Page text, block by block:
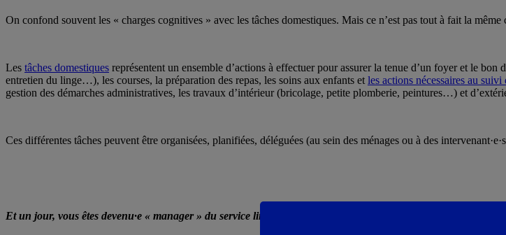
On confond souvent les « charges cognitives » avec les tâches domestiques. Mais ce n’est pas tout à fait la même
Les tâches domestiques représentent un ensemble d’actions à effectuer pour assurer la tenue d’un foyer et le
entretien du linge…), les courses, la préparation des repas, les soins aux enfants etles actions nécessaires au suivi
gestion des démarches administratives, les travaux d’intérieur (bricolage, petite plomberie, peintures…) et
Ces différentes tâches peuvent être organisées, planifiées, déléguées (au sein des ménages ou à des
Et un jour, vous êtes devenu·e « manager » du service linge de la famille